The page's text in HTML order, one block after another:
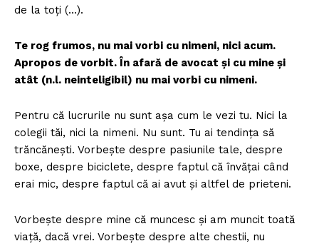
de la toți (…).
Te rog frumos, nu mai vorbi cu nimeni, nici acum.
Apropos de vorbit. În afară de avocat și cu mine și
atât (n.l. neinteligibil) nu mai vorbi cu nimeni.
Pentru că lucrurile nu sunt așa cum le vezi tu. Nici la
colegii tăi, nici la nimeni. Nu sunt. Tu ai tendința să
trăncănești. Vorbește despre pasiunile tale, despre
boxe, despre biciclete, despre faptul că învățai când
erai mic, despre faptul că ai avut și altfel de prieteni.
Vorbește despre mine că muncesc și am muncit toată
viață, dacă vrei. Vorbește despre alte chestii, nu